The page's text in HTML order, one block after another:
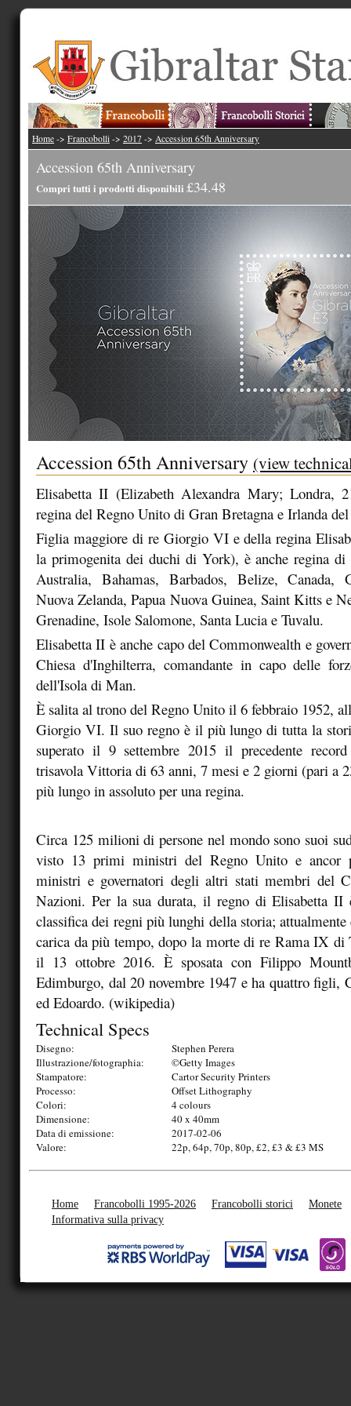
Home -> Francobolli -> 2017 -> Accession 65th Anniversary
Accession 65th Anniversary
Compri tutti i prodotti disponibili £34.48
Accession 65th Anniversary (view
Elisabetta II (Elizabeth Alexandra Mary; Londra,
regina del Regno Unito di Gran Bretagna e Irlanda
Figlia maggiore di re Giorgio VI e della regina
la primogenita dei duchi di York), è anche regina
Australia, Bahamas, Barbados, Belize, Canada,
Nuova Zelanda, Papua Nuova Guinea, Saint Kitts e
Grenadine, Isole Salomone, Santa Lucia e Tuvalu.
Elisabetta II è anche capo del Commonwealth e
Chiesa d'Inghilterra, comandante in capo delle
dell'Isola di Man.
È salita al trono del Regno Unito il 6 febbraio 1952,
Giorgio VI. Il suo regno è il più lungo di tutta la
superato il 9 settembre 2015 il precedente
trisavola Vittoria di 63 anni, 7 mesi e 2 giorni (pari a
più lungo in assoluto per una regina.
Circa 125 milioni di persone nel mondo sono suoi
visto 13 primi ministri del Regno Unito e ancor
ministri e governatori degli altri stati membri del
Nazioni. Per la sua durata, il regno di Elisabetta II
classifica dei regni più lunghi della storia;
carica da più tempo, dopo la morte di re Rama IX di
il 13 ottobre 2016. È sposata con Filippo
Edimburgo, dal 20 novembre 1947 e ha quattro figli,
ed Edoardo. (wikipedia)
Technical Specs
Disegno:
Stephen Perera
Illustrazione/fotographia:
©Getty Images
Stampatore:
Cartor Security Printers
Processo:
Offset Lithography
Colori:
4 colours
Dimensione:
40 x 40mm
Data di emissione:
2017-02-06
Valore:
22p, 64p, 70p, 80p, £2, £3 & £3 MS
Home Francobolli 1995-2026 Francobolli storici
Monete
Informativa sulla privacy